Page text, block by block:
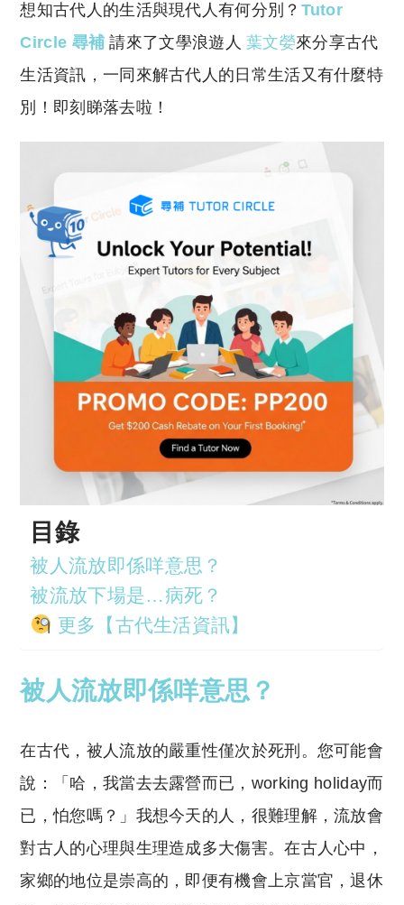
p
y
Li
k
s
A
p
想知古代人的生活與現代人有何分別？ Tutor
Circle 尋補 請來了文學浪遊人葉文嫈來分享古代
生活資訊，一同來解古代人的日常生活又有什麼特
別！即刻睇落去啦！
目錄
被人流放即係咩意思？
被流放下場是…病死？
更多【古代生活資訊】
被人流放即係咩意思？
在古代，被人流放的嚴重性僅次於死刑。您可能會
說：「哈，我當去去露營而已， working holiday而
已，怕您嗎？」我想今天的人，很難理解，流放會
對古人的心理與生理造成多大傷害。在古人心中，
家鄉的地位是崇高的，即便有機會上京當官，退休